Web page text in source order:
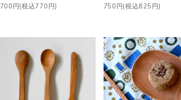
700円(税込770円)
750円(税込825円)